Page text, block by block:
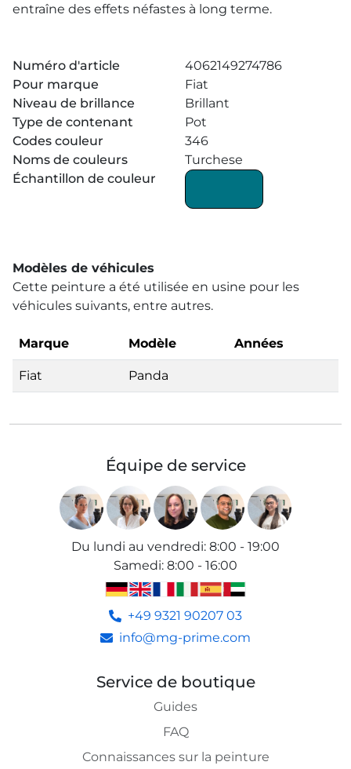
entraîne des effets néfastes à long terme.
Numéro d'article
4062149274786
Pour marque
Fiat
Niveau de brillance
Brillant
Type de contenant
Pot
Codes couleur
346
Noms de couleurs
Turchese
Échantillon de couleur
Modèles de véhicules
Cette peinture a été utilisée en usine pour les
véhicules suivants, entre autres.
Marque Modèle Années
Fiat Panda
Équipe de service
Du lundi au vendredi: 8:00 - 19:00
Samedi: 8:00 - 16:00
+49 9321 90207 03
info@mg-prime.com
Service de boutique
Guides
FAQ
Connaissances sur la peinture